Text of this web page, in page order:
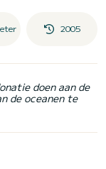
2005
doen aan de
de oceanen te